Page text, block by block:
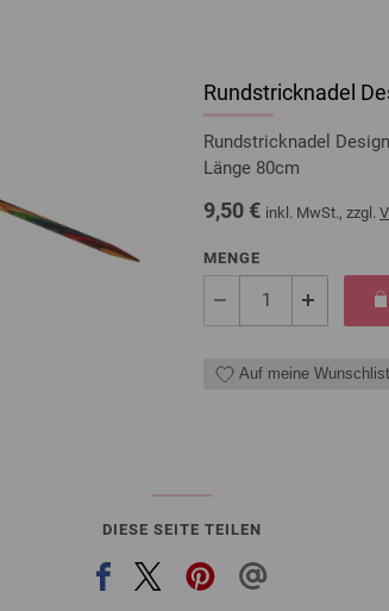
Rundstricknadel
Rundstricknadel
Länge 80cm
9,50 € inkl. MwSt., zzgl.
MENGE
Auf meine
DIESE SEITE TEILEN